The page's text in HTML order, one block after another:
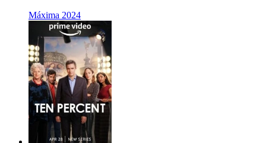
Máxima 2024